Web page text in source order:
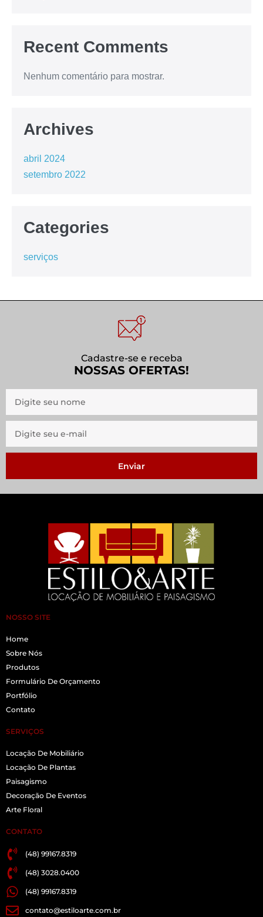
Recent Comments
Nenhum comentário para mostrar.
Archives
abril 2024
setembro 2022
Categories
serviços
Cadastre-se e receba
NOSSAS OFERTAS!
Enviar
NOSSO SITE
Home
Sobre Nós
Produtos
Formulário De Orçamento
Portfólio
Contato
SERVIÇOS
Locação De Mobiliário
Locação De Plantas
Paisagismo
Decoração De Eventos
Arte Floral
CONTATO
(48) 99167.8319
(48) 3028.0400
(48) 99167.8319
contato@estiloarte.com.br